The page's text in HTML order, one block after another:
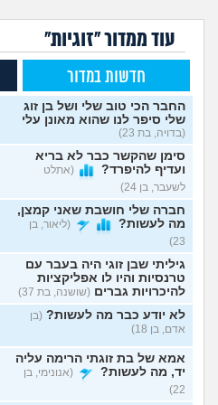
עוד ממדור "זוגיות"
חדשות במדור
החבר הכי טוב שלי ושל בן זוג
שלי סיפר לנו שהוא מאונן עלי
(בדויה, בת 23)
סימן שהקשר כבר לא בריא
ועדיף להיפרד?
(אתלט
לשעבר, בן 24)
חברה שלי חושבת שאני קמצן,
מה לעשות?
(ליאור, בן
23)
גיליתי שבן זוגי היה בעבר עם
טרנסיות והיו לו אפליקציות
להיכרויות גברים (שושנה, בת 37)
לא יודע כבר מה לעשות? (בן
אדם, בן 18)
אמא של בת זוגתי הרימה עליה
יד, מה לעשות?
(אנונימי, בן
22)